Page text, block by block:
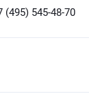
(495) 545-48-70